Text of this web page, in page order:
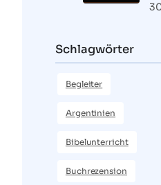
Schlagwörter
Begleiter
Argentinien
Bibelunterricht
Buchrezension